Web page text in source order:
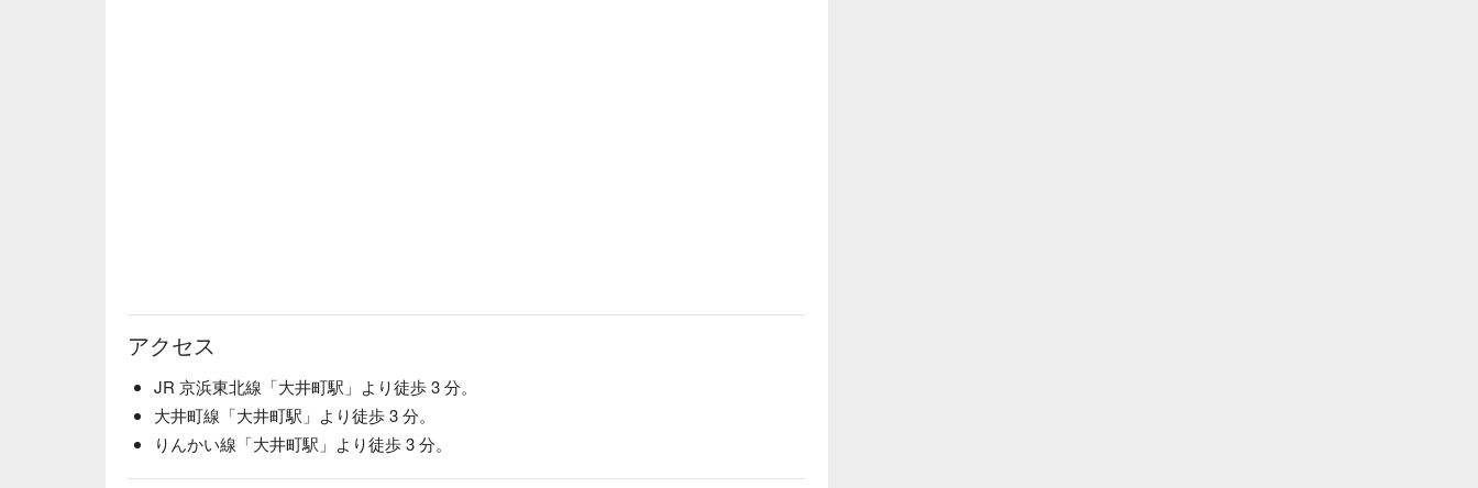
アクセス
JR 京浜東北線「大井町駅」より徒歩 3 分。
大井町線「大井町駅」より徒歩 3 分。
りんかい線「大井町駅」より徒歩 3 分。